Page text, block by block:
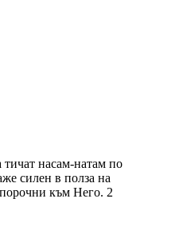
насам-натам по
силен в полза на
към Него. 2